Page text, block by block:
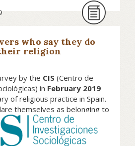
who say they do
religion
by the CIS (Centro de
in February 2019
of religious practice in Spain.
themselves as belonging to
engage in religious
2011), 20.3% of the sample
(23.8% in 2011) and 13.4%